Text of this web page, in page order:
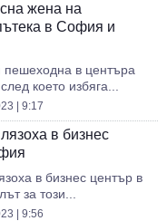
жена на
в София и
пешеходна в центъра
което избяга...
| 9:17
в бизнес
в бизнес център в
за този...
| 9:56